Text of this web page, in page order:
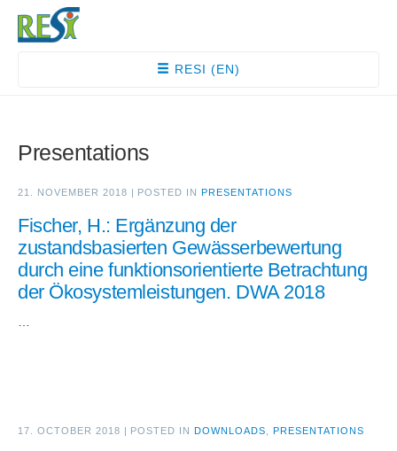
RESI (EN)
Presentations
21. NOVEMBER 2018 | POSTED IN PRESENTATIONS
Fischer, H.: Ergänzung der
zustandsbasierten Gewässerbewertung
durch eine funktionsorientierte Betrachtung
der Ökosystemleistungen. DWA 2018
17. OCTOBER 2018 | POSTED IN DOWNLOADS PRESENTATIONS